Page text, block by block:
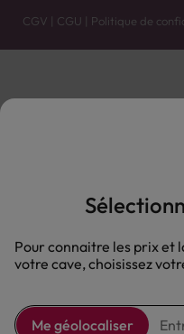
CGV | CGU | Politique de
Vente uniquement en caves.
L'ABUS D'ALCOOL EST DANGEREUX
Pour connaitre les prix et
votre cave, choisissez
Me géolocaliser